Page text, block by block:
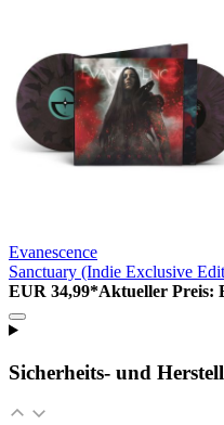
Evanescence
Sanctuary (Indie Exclusive
EUR 34,99*Aktueller Preis:
Sicherheits- und